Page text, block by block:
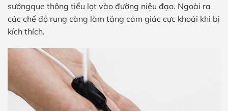
sướngque thông tiểu lọt vào đường niệu đạo. Ngoài ra
các chế độ rung càng làm tăng cảm giác cực khoái khi bị
kích thích.